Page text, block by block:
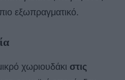
εξωπραγματικό.
χωριουδάκι στις